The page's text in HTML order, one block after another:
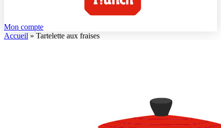
Mon compte
Accueil » Tartelette aux fraises